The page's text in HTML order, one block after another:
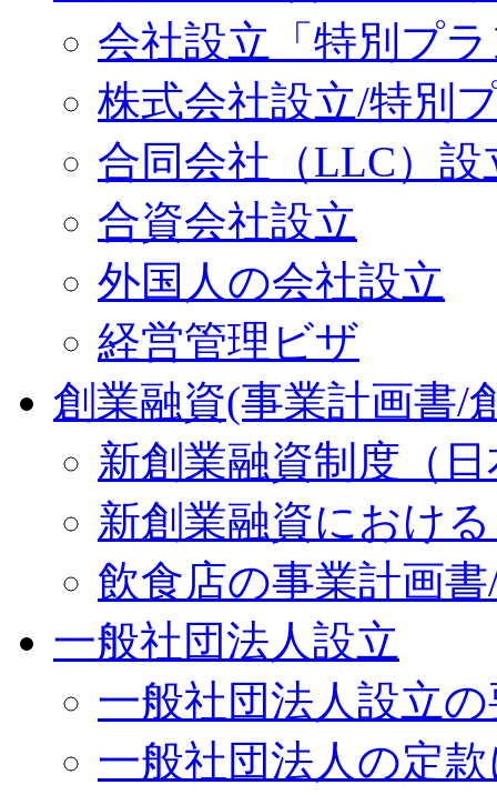
会社設立「特別プ
株式会社設立/特別
合同会社（LLC）設
合資会社設立
外国人の会社設立
経営管理ビザ
創業融資(事業計画書/
新創業融資制度（
新創業融資におけ
飲食店の事業計画
一般社団法人設立
一般社団法人設立
一般社団法人の定